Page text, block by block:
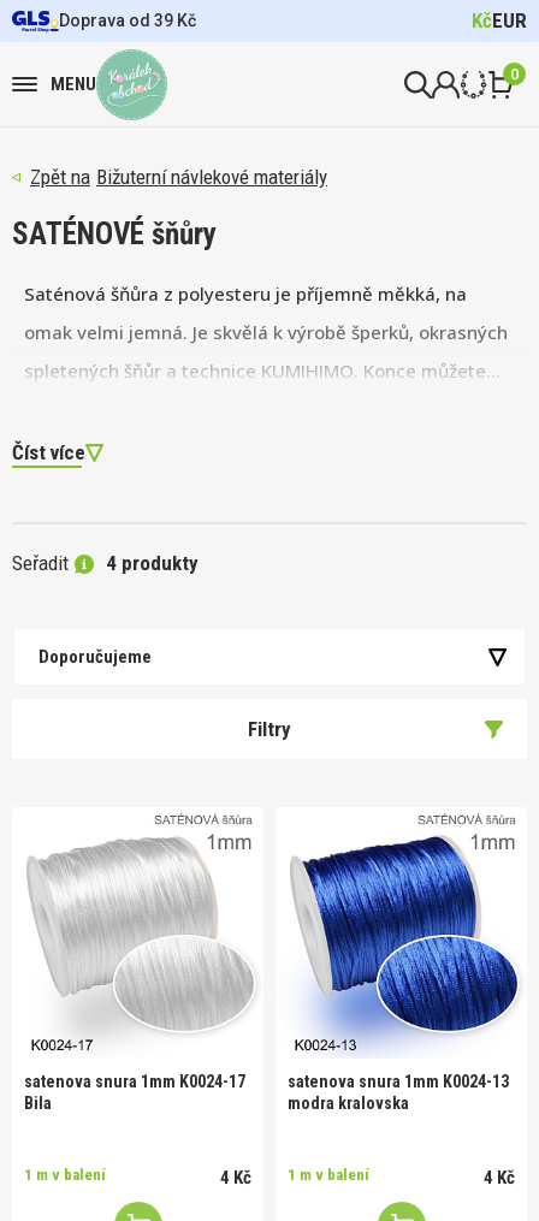
Doprava od 39 Kč KčEUR
MENU 0
Bižuterní návlekové materiály
SATÉNOVÉ šňůry
Saténová šňůra z polyesteru je příjemně měkká, na
omak velmi jemná. Je skvělá k výrobě šperků, okrasných
spletených šňůr a technice KUMIHIMO. Konce můžete
kombinuje se
Číst více
Seřadit 4 produkty
Doporučujeme
Filtry
satenova snura 1mm K0024-17
Bila
1 m v balení 4 Kč
satenova snura 1mm K0024-13
modra kralovska
1 m v balení 4 Kč